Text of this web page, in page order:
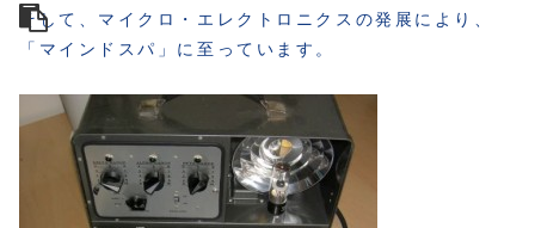
そして、マイクロ・エレクトロニクスの発展により、
「マインドスパ」に至っています。